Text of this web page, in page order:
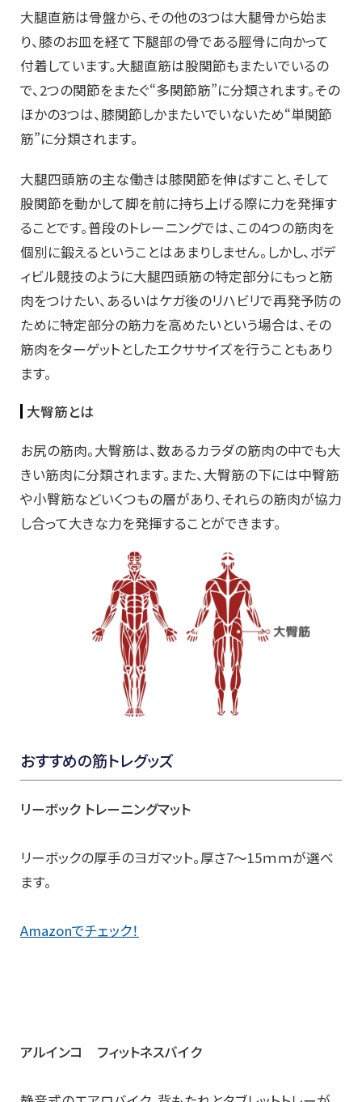
大腿直筋は骨盤から、その他の3つは大腿骨から始ま
り、膝のお皿を経て下腿部の骨である脛骨に向かって
付着しています。大腿直筋は股関節もまたいでいるの
で、2つの関節をまたぐ“多関節筋”に分類されます。その
ほかの3つは、膝関節しかまたいでいないため“単関節
筋”に分類されます。
大腿四頭筋の主な働きは膝関節を伸ばすこと、そして
股関節を動かして脚を前に持ち上げる際に力を発揮す
ることです。普段のトレーニングでは、この4つの筋肉を
個別に鍛えるということはあまりしません。しかし、ボデ
ィビル競技のように大腿四頭筋の特定部分にもっと筋
肉をつけたい、あるいはケガ後のリハビリで再発予防の
ために特定部分の筋力を高めたいという場合は、その
筋肉をターゲットとしたエクササイズを行うこともあり
ます。
大臀筋とは
お尻の筋肉。大臀筋は、数あるカラダの筋肉の中でも大
きい筋肉に分類されます。また、大臀筋の下には中臀筋
や小臀筋などいくつもの層があり、それらの筋肉が協力
し合って大きな力を発揮することができます。
おすすめの筋トレグッズ
リーボック トレーニングマット
リーボックの厚手のヨガマット。厚さ7～15ｍｍが選べ
ます。
Amazonでチェック！
アルインコ フィットネスバイク